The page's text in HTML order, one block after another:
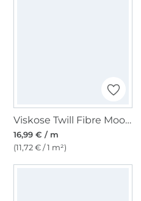
Viskose Twill Fibre Mood, grauweiß
16,99 € / m
(11,72 € / 1 m²)